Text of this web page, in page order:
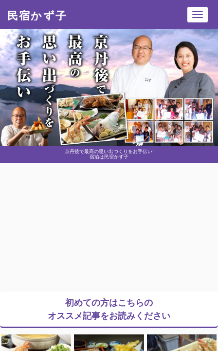
京丹後で最高の思い出づくりをお手伝い!
宿泊は民宿かず子
民宿かず子
初めての方はこちらの
オススメ記事をお読みください